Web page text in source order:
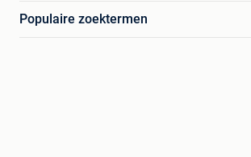
Populaire zoektermen